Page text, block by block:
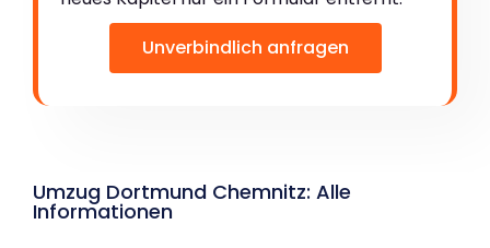
Unverbindlich anfragen
Umzug Dortmund Chemnitz: Alle
Informationen